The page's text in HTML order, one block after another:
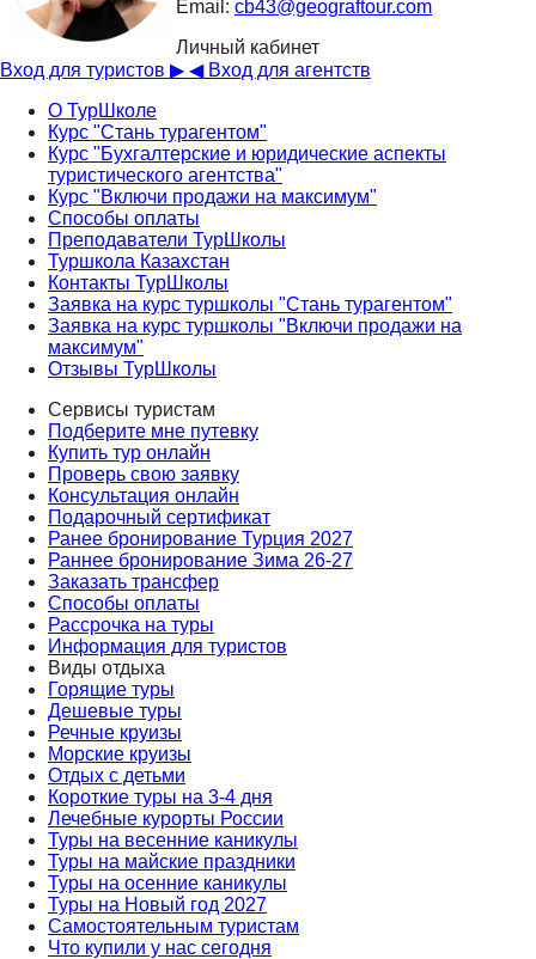
Email: cb43@geograftour.com
Личный кабинет
Вход для туристов ▶ ◀ Вход для агентств
О ТурШколе
Курс "Стань турагентом"
Курс "Бухгалтерские и юридические аспекты
туристического агентства"
Курс "Включи продажи на максимум"
Способы оплаты
Преподаватели ТурШколы
Туршкола Казахстан
Контакты ТурШколы
Заявка на курс туршколы "Стань турагентом"
Заявка на курс туршколы "Включи продажи на
максимум"
Отзывы ТурШколы
Сервисы туристам
Подберите мне путевку
Купить тур онлайн
Проверь свою заявку
Консультация онлайн
Подарочный сертификат
Ранее бронирование Турция 2027
Раннее бронирование Зима 26-27
Заказать трансфер
Способы оплаты
Рассрочка на туры
Информация для туристов
Виды отдыха
Горящие туры
Дешевые туры
Речные круизы
Морские круизы
Отдых с детьми
Короткие туры на 3-4 дня
Лечебные курорты России
Туры на весенние каникулы
Туры на майские праздники
Туры на осенние каникулы
Туры на Новый год 2027
Самостоятельным туристам
Что купили у нас сегодня